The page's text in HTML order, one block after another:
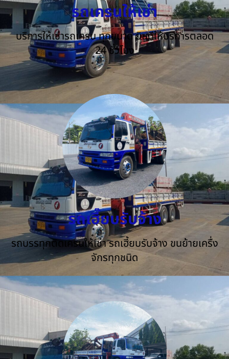
รถเครนให้เช่า
บริการให้เช่ารถเครน ทุกขนาด ยินดีให้บริการตลอด
24 ชั่วโมง
รถเฮี๊ยบรับจ้าง
รถบรรทุกติดเครนให้เช่า รถเฮี้ยบรับจ้าง ขนย้ายเครื่ง
จักรทุกชนิด